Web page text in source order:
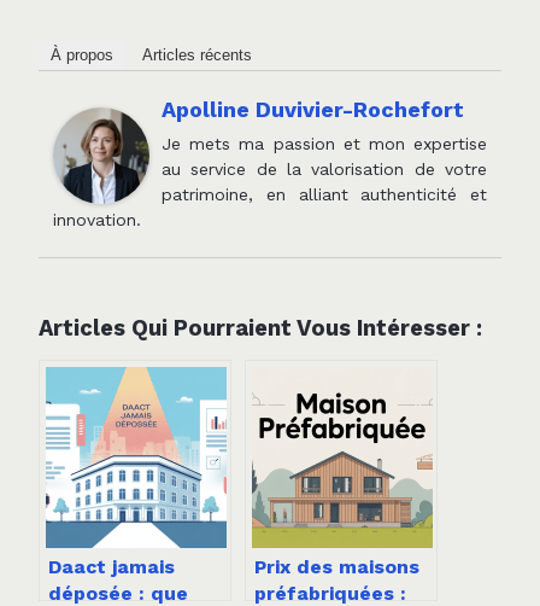
À propos Articles récents
Apolline Duvivier-Rochefort
Je mets ma passion et mon expertise
au service de la valorisation de votre
patrimoine, en alliant authenticité et
innovation.
Articles Qui Pourraient Vous Intéresser :
Daact jamais
déposée : que
Prix des maisons
préfabriquées :